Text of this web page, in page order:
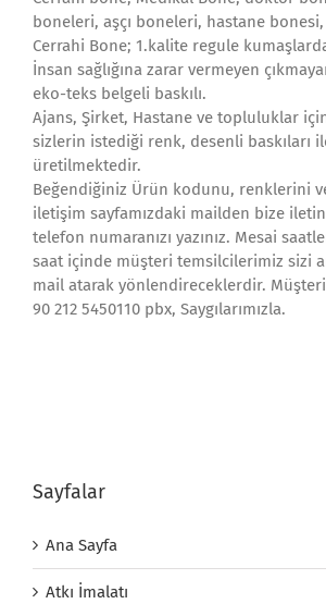
boneleri, aşçı boneleri, hastane bonesi,
Cerrahi Bone; 1.kalite regule
İnsan sağlığına zarar vermeyen
eko-teks belgeli baskılı.
Ajans, Şirket, Hastane ve topluluklar
sizlerin istediği renk, desenli baskıları
üretilmektedir.
Beğendiğiniz Ürün kodunu, renklerini
iletişim sayfamızdaki mailden bize
telefon numaranızı yazınız. Mesai
saat içinde müşteri temsilcilerimiz sizi
mail atarak yönlendireceklerdir.
90 212 5450110 pbx, Saygılarımızla.
Sayfalar
Ana Sayfa
Atkı İmalatı